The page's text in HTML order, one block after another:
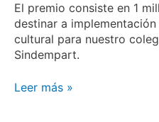
El premio consiste en 1
destinar a
cultural para nuestro
Sindempart.
Leer más »